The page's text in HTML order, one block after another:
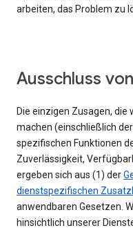
arbeiten, das Problem zu
Ausschluss
Die einzigen Zusagen, die
machen (einschließlich
spezifischen Funktionen
Zuverlässigkeit,
ergeben sich aus (1) der
dienstspezifischen
anwendbaren Gesetzen.
hinsichtlich unserer